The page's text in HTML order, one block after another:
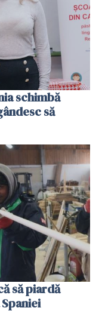
schimbă
să
să piardă